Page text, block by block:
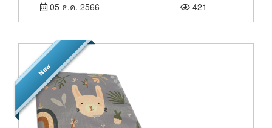
05 ธ.ค. 2566 421
New